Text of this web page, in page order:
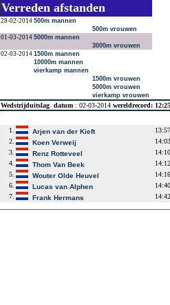
Verreden afstanden
28-02-2014 500m mannen
500m vrouwen
01-03-2014 5000m mannen
3000m vrouwen
02-03-2014 1500m mannen
10000m mannen
vierkamp mannen
1500m vrouwen
5000m vrouwen
vierkamp vrouwen
Wedstrijduitslag datum : 02-03-2014 wereldrecord:
1. Arjen van der Kieft
2.
Koen Verweij
3.
Renz Rotteveel
4.
Thom Van Beek
5.
Wouter Olde Heuvel
6.
Lucas van Alphen
7.
Frank Hermans